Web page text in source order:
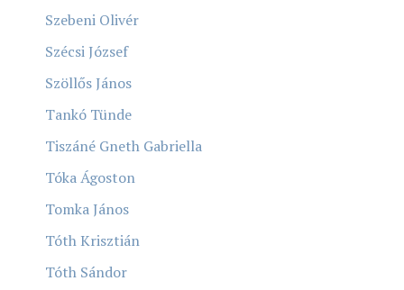
Szebeni Olivér
Szécsi József
Szöllős János
Tankó Tünde
Tiszáné Gneth Gabriella
Tóka Ágoston
Tomka János
Tóth Krisztián
Tóth Sándor